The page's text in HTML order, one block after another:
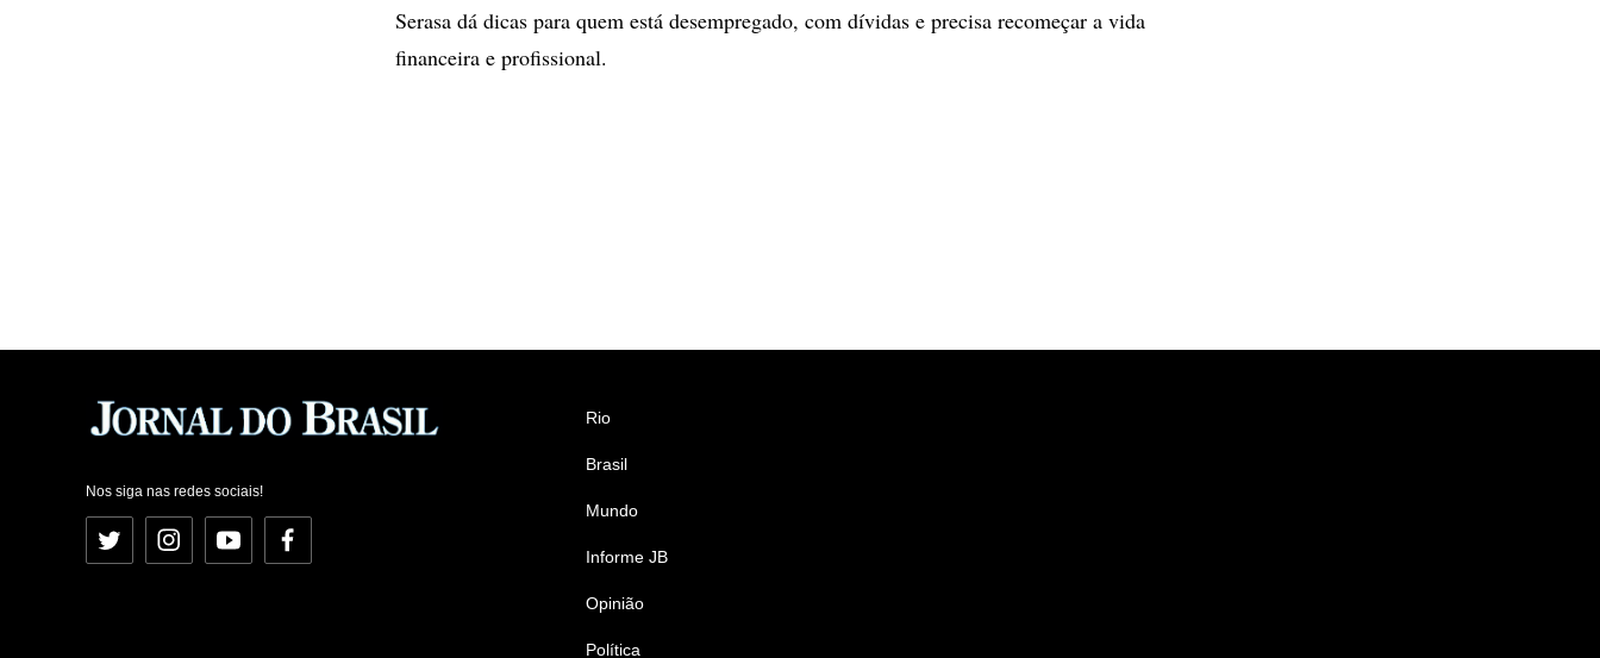
Serasa dá dicas para quem está desempregado, com dívidas e precisa recomeçar a vida
financeira e profissional.
Nos siga nas redes sociais!
Twitter InstagramYouTubeFacebook
Rio
Brasil
Mundo
Informe JB
Opinião
Política